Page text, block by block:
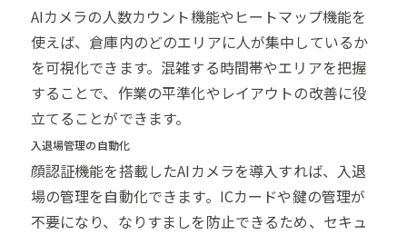
AIカメラの人数カウント機能やヒートマップ機能を
使えば、倉庫内のどのエリアに人が集中しているか
を可視化できます。混雑する時間帯やエリアを把握
することで、作業の平準化やレイアウトの改善に役
立てることができます。
入退場管理の自動化
顔認証機能を搭載したAIカメラを導入すれば、入退
場の管理を自動化できます。ICカードや鍵の管理が
不要になり、なりすましを防止できるため、セキュ